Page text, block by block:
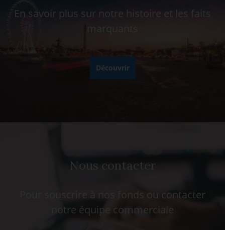
En savoir plus sur notre histoire et les faits
Découvrir
Nous contacter
Pour souscrire à nos fonds ou contacter
notre équipe commerciale